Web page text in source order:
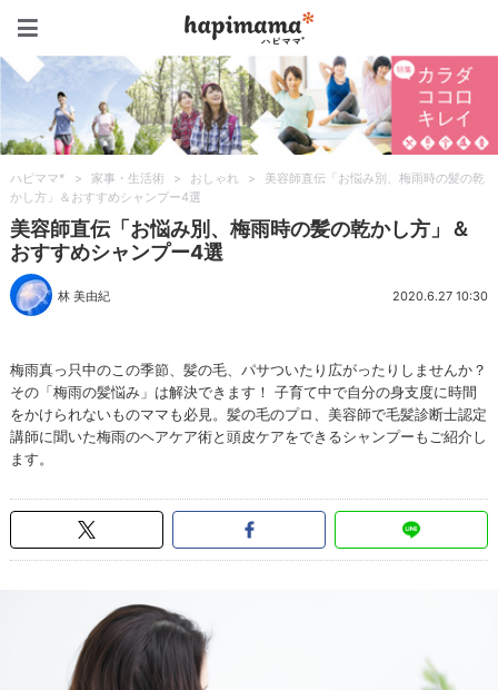
ハピママ* > 家事・生活術 > おしゃれ >
美容師直伝「お悩み別、梅雨時の髪の乾
かし方」＆おすすめシャンプー4選
美容師直伝「お悩み別、梅雨時の髪の乾かし方」＆
おすすめシャンプー4選
林 美由紀 2020.6.27 10:30
梅雨真っ只中のこの季節、髪の毛、パサついたり広がったりしませんか？
その「梅雨の髪悩み」は解決できます！ 子育て中で自分の身支度に時間
をかけられないものママも必見。髪の毛のプロ、美容師で毛髪診断士認定
講師に聞いた梅雨のヘアケア術と頭皮ケアをできるシャンプーもご紹介し
ます。